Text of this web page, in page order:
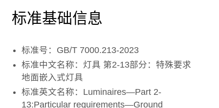
标准基础信息
标准号：GB/T 7000.213-2023
标准中文名称：灯具 第2-13部分：特殊要求
地面嵌入式灯具
标准英文名称：Luminaires—Part 2-
13:Particular requirements—Ground